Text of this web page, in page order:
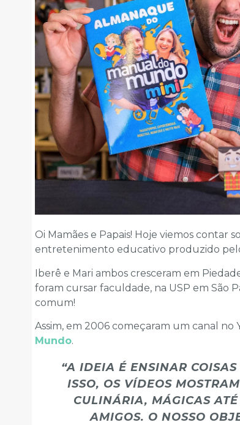
Oi Mamães e Papais! Hoje viemos contar
entretenimento educativo produzido
Iberê e Mari ambos cresceram em
foram cursar faculdade, na USP em São
comum!
Assim, em 2006 começaram um canal
Mundo.
“A IDEIA É ENSINAR
ISSO, OS VÍDEOS
CULINÁRIA, MÁGICAS
AMIGOS. O NOSSO